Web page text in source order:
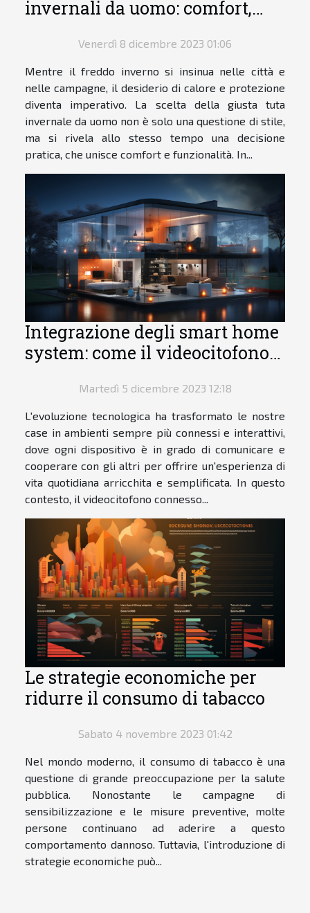
invernali da uomo: comfort,
Venerdì 8 dicembre 2023 01:06
Mentre il freddo inverno si insinua nelle città e
nelle campagne, il desiderio di calore e protezione
diventa imperativo. La scelta della giusta tuta
invernale da uomo non è solo una questione di stile,
ma si rivela allo stesso tempo una decisione
pratica, che unisce comfort e funzionalità. In...
Integrazione degli smart home
system: come il videocitofono
altri dispositivi intelligenti
Martedì 5 dicembre 2023 12:18
L'evoluzione tecnologica ha trasformato le nostre
case in ambienti sempre più connessi e interattivi,
dove ogni dispositivo è in grado di comunicare e
cooperare con gli altri per offrire un'esperienza di
vita quotidiana arricchita e semplificata. In questo
contesto, il videocitofono connesso...
Le strategie economiche per
ridurre il consumo di tabacco
Sabato 4 novembre 2023 01:42
Nel mondo moderno, il consumo di tabacco è una
questione di grande preoccupazione per la salute
pubblica. Nonostante le campagne di
sensibilizzazione e le misure preventive, molte
persone continuano ad aderire a questo
comportamento dannoso. Tuttavia, l'introduzione di
strategie economiche può...